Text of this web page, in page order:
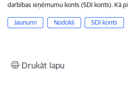
darbības ieņēmumu konts (SDI konts). Kā
Jaunumi Nodokļi SDI konts
Drukāt lapu